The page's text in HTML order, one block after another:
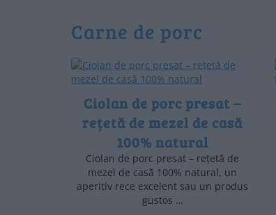
carne de porc
Ciolan de porc presat –
rețetă de mezel de casă
100% natural
Ciolan de porc presat – rețetă de
mezel de casă 100% natural, un
aperitiv rece excelent sau un produs
gustos …